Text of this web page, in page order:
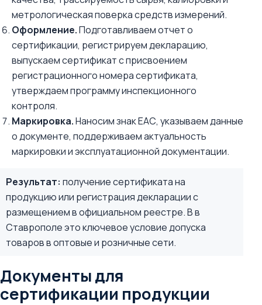
метрологическая поверка средств измерений.
Оформление.Подготавливаем отчет о
сертификации, регистрируем декларацию,
выпускаем сертификат с присвоением
регистрационного номера сертификата,
утверждаем программу инспекционного
контроля.
Маркировка.Наносим знак ЕАС, указываем данные
о документе, поддерживаем актуальность
маркировки и эксплуатационной документации.
Результат: получение сертификата на
продукцию или регистрация декларации с
размещением в официальном реестре. В в
Ставрополе это ключевое условие допуска
товаров в оптовые и розничные сети.
Документы для
сертификации продукции